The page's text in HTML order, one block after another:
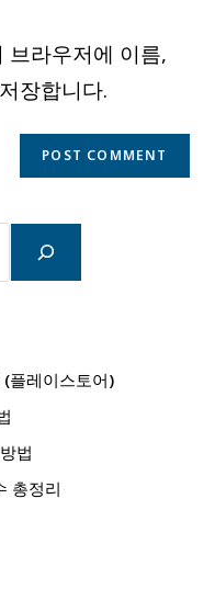
브라우저에 이름,
장합니다.
플레이스토어)
법
총정리